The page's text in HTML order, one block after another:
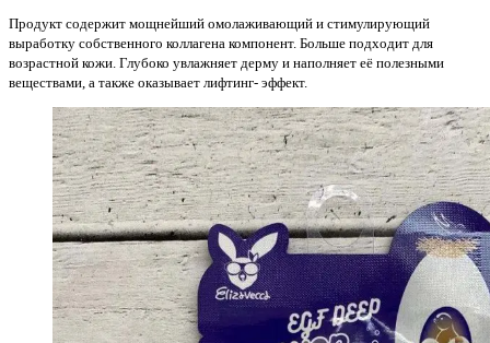
Продукт содержит мощнейший омолаживающий и стимулирующий
выработку собственного коллагена компонент. Больше подходит для
возрастной кожи. Глубоко увлажняет дерму и наполняет её полезными
веществами, а также оказывает лифтинг- эффект.